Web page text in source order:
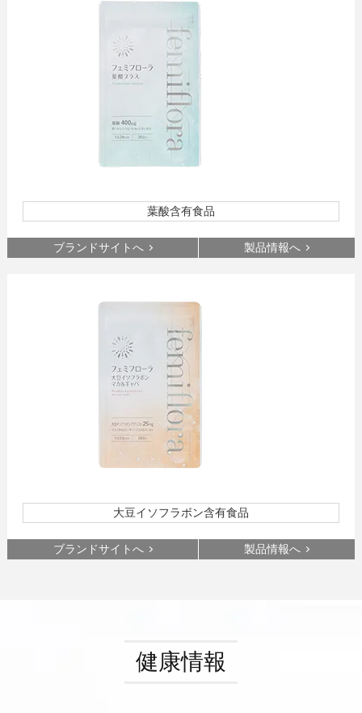
葉酸含有食品
ブランドサイトへ 製品情報へ
大豆イソフラボン含有食品
ブランドサイトへ 製品情報へ
健康情報